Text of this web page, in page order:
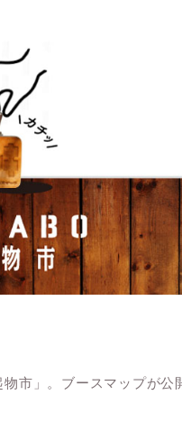
市」。ブースマップが公